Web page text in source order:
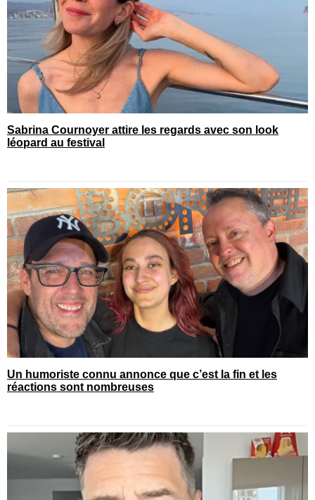
Sabrina Cournoyer attire les regards avec son look
léopard au festival
Un humoriste connu annonce que c’est la fin et les
réactions sont nombreuses